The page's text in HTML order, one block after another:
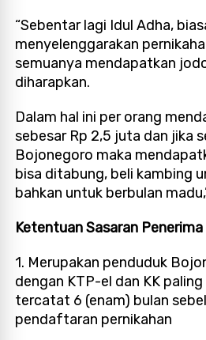
“Sebentar lagi Idul Adha,
menyelenggarakan
semuanya mendapatkan
diharapkan.
Dalam hal ini per orang
sebesar Rp 2,5 juta dan jika
Bojonegoro maka
bisa ditabung, beli kambing
bahkan untuk berbulan
Ketentuan Sasaran
1. Merupakan penduduk
dengan KTP-el dan KK
tercatat 6 (enam) bulan
pendaftaran pernikahan